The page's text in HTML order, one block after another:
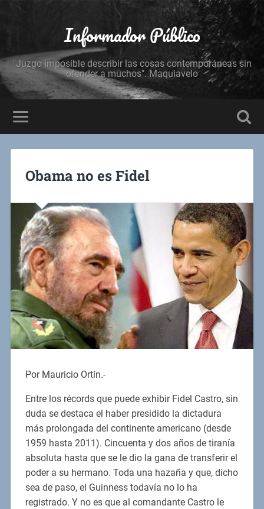
Informador Público
"Juzgo imposible describir las cosas contemporáneas sin
ofender a muchos". Maquiavelo
Obama no es Fidel
Por Mauricio Ortín.-
Entre los récords que puede exhibir Fidel Castro, sin
duda se destaca el haber presidido la dictadura
más prolongada del continente americano (desde
1959 hasta 2011). Cincuenta y dos años de tiranía
absoluta hasta que se le dio la gana de transferir el
poder a su hermano. Toda una hazaña y que, dicho
sea de paso, el Guinness todavía no lo ha
registrado. Y no es que al comandante Castro le